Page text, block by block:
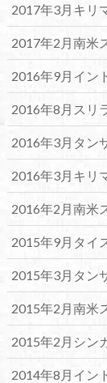
2017年3月キリ
2017年2月南米
2016年9月イン
2016年8月スリ
2016年3月タン
2016年3月キリ
2016年2月南米
2015年9月タイ
2015年3月タン
2015年2月南米
2015年2月シン
2014年8月イン